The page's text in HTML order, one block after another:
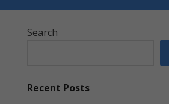
Search
Recent Posts